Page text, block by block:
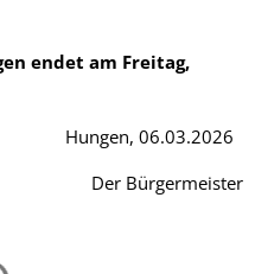
endet am Freitag,
Hungen, 06.03.2026
Der Bürgermeister